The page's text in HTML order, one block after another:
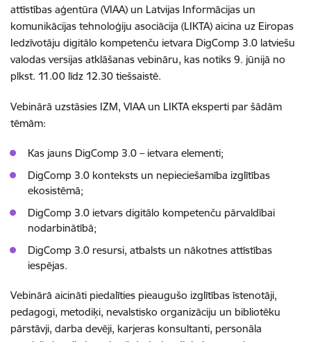
attīstības aģentūra (VIAA) un Latvijas Informācijas un
komunikācijas tehnoloģiju asociācija (LIKTA) aicina uz Eiropas
Iedzīvotāju digitālo kompetenču ietvara DigComp 3.0 latviešu
valodas versijas atklāšanas vebināru, kas notiks 9. jūnijā no
plkst. 11.00 līdz 12.30 tiešsaistē.
Vebinārā uzstāsies IZM, VIAA un LIKTA eksperti par šādām
tēmām:
Kas jauns DigComp 3.0 – ietvara elementi;
DigComp 3.0 konteksts un nepieciešamība izglītības
ekosistēmā;
DigComp 3.0 ietvars digitālo kompetenču pārvaldībai
nodarbinātībā;
DigComp 3.0 resursi, atbalsts un nākotnes attīstības
iespējas.
Vebinārā aicināti piedalīties pieaugušo izglītības īstenotāji,
pedagogi, metodiķi, nevalstisko organizāciju un bibliotēku
pārstāvji, darba devēji, karjeras konsultanti, personāla